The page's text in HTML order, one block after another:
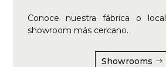
Conoce nuestra fábrica o
showroom más cercano.
Showrooms